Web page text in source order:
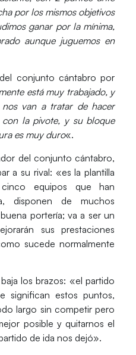
por los mismos objetivos
ganar por la mínima,
aunque juguemos en
conjunto cántabro por
está muy trabajado, y
van a tratar de hacer
con la pivote, y su bloque
es muy duro«.
del conjunto cántabro,
a su rival: «es la plantilla
equipos que han
disponen de muchos
portería; va a ser un
sus prestaciones
sucede normalmente
los brazos: «el partido
significan estos puntos,
largo sin competir pero
posible y quitarnos el
de ida nos dejó».